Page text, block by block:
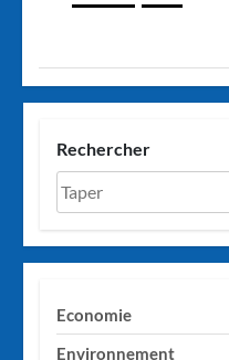
Rechercher
Economie
Environnement